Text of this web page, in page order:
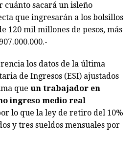
sacará un isleño
que ingresarán a los bolsillos
120 mil millones de pesos, más
los datos de la última
de Ingresos (ESI) ajustados
que un trabajador en
ingreso medio real
lo que la ley de retiro del 10%
y tres sueldos mensuales por